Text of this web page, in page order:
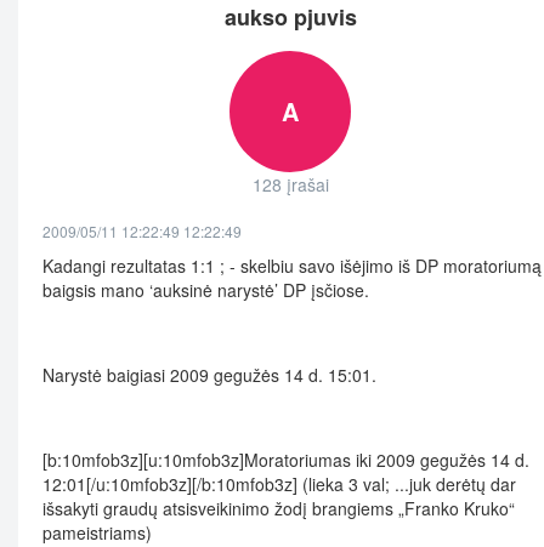
aukso pjuvis
A
128 įrašai
2009/05/11 12:22:49 12:22:49
Kadangi rezultatas 1:1 ; - skelbiu savo išėjimo iš DP
baigsis mano ‘auksinė narystė’ DP įsčiose.
Narystė baigiasi 2009 gegužės 14 d. 15:01.
[b:10mfob3z][u:10mfob3z]Moratoriumas iki 2009 gegužės 14 d.
12:01[/u:10mfob3z][/b:10mfob3z] (lieka 3 val; ...juk derėtų dar
išsakyti graudų atsisveikinimo žodį brangiems „Franko Kruko“
pameistriams)